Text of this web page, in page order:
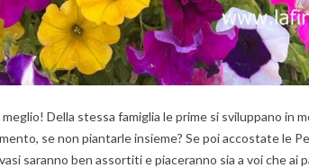
Della stessa famiglia le prime si sviluppano in
se non piantarle insieme? Se poi accostate le
saranno ben assortiti e piaceranno sia a voi che ai